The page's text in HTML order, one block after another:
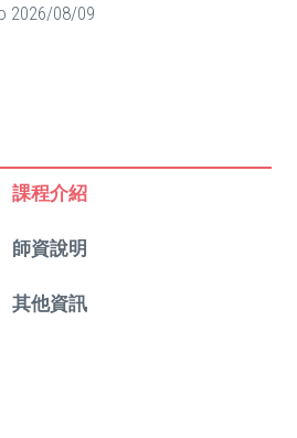
2026/08/09
課程介紹
師資說明
其他資訊